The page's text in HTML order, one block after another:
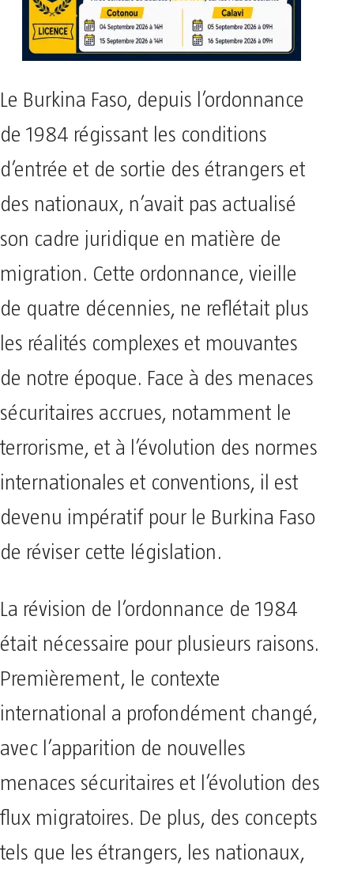
Le Burkina Faso, depuis l’ordonnance
de 1984 régissant les conditions
d’entrée et de sortie des étrangers et
des nationaux, n’avait pas actualisé
son cadre juridique en matière de
migration. Cette ordonnance, vieille
de quatre décennies, ne reflétait plus
les réalités complexes et mouvantes
de notre époque. Face à des menaces
sécuritaires accrues, notamment le
terrorisme, et à l’évolution des normes
internationales et conventions, il est
devenu impératif pour le Burkina Faso
de réviser cette législation.
La révision de l’ordonnance de 1984
était nécessaire pour plusieurs raisons.
Premièrement, le contexte
international a profondément changé,
avec l’apparition de nouvelles
menaces sécuritaires et l’évolution des
flux migratoires. De plus, des concepts
tels que les étrangers, les nationaux,